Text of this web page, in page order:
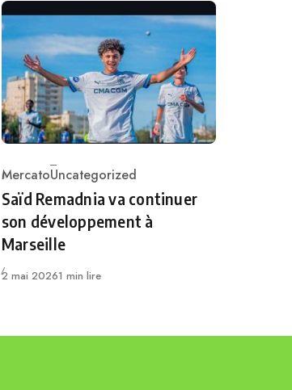
Category
MercatoUncategorized
Saïd Remadnia va continuer
son développement à
Marseille
Publié
2 mai 20261 min lire